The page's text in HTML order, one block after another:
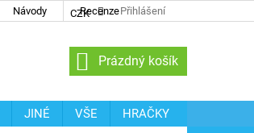
Návody Recenze
CZK Přihlášení
NÁKUPNÍ
KOŠÍK
Prázdný košík
JINÉ VŠE
HRAČKY